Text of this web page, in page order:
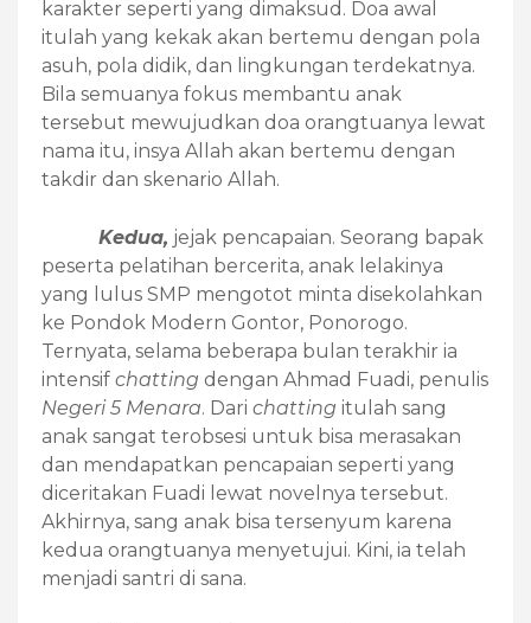
karakter seperti yang dimaksud. Doa awal
itulah yang kekak akan bertemu dengan pola
asuh, pola didik, dan lingkungan terdekatnya.
Bila semuanya fokus membantu anak
tersebut mewujudkan doa orangtuanya lewat
nama itu, insya Allah akan bertemu dengan
takdir dan skenario Allah.
Kedua, jejak pencapaian. Seorang bapak
peserta pelatihan bercerita, anak lelakinya
yang lulus SMP mengotot minta disekolahkan
ke Pondok Modern Gontor, Ponorogo.
Ternyata, selama beberapa bulan terakhir ia
intensif chatting dengan Ahmad Fuadi, penulis
Negeri 5 Menara. Dari chatting itulah sang
anak sangat terobsesi untuk bisa merasakan
dan mendapatkan pencapaian seperti yang
diceritakan Fuadi lewat novelnya tersebut.
Akhirnya, sang anak bisa tersenyum karena
kedua orangtuanya menyetujui. Kini, ia telah
menjadi santri di sana.